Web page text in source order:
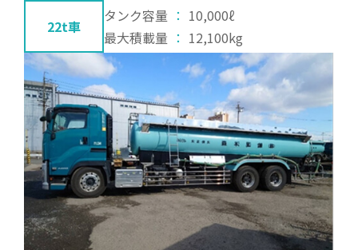
22t車
タンク容量 ： 10,000ℓ
最大積載量 ： 12,100kg